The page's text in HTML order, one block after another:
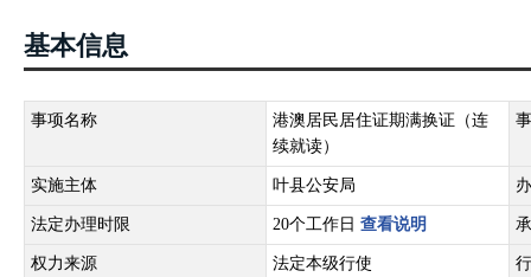
基本信息
事项名称
港澳居民居住证期满换证（连
续就读）
实施主体 叶县公安局
法定办理时限 20个工作日 查看说明
权力来源 法定本级行使